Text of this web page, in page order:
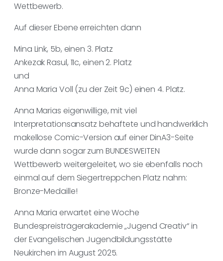
Wettbewerb.
Auf dieser Ebene erreichten dann
Mina Link, 5b, einen 3. Platz
Ankezak Rasul, 11c, einen 2. Platz
und
Anna Maria Voll (zu der Zeit 9c) einen 4. Platz.
Anna Marias eigenwillige, mit viel
Interpretationsansatz behaftete und handwerklich
makellose Comic-Version auf einer DinA3-Seite
wurde dann sogar zum BUNDESWEITEN
Wettbewerb weitergeleitet, wo sie ebenfalls noch
einmal auf dem Siegertreppchen Platz nahm:
Bronze-Medaille!
Anna Maria erwartet eine Woche
Bundespreisträgerakademie „Jugend Creativ“ in
der Evangelischen Jugendbildungsstätte
Neukirchen im August 2025.